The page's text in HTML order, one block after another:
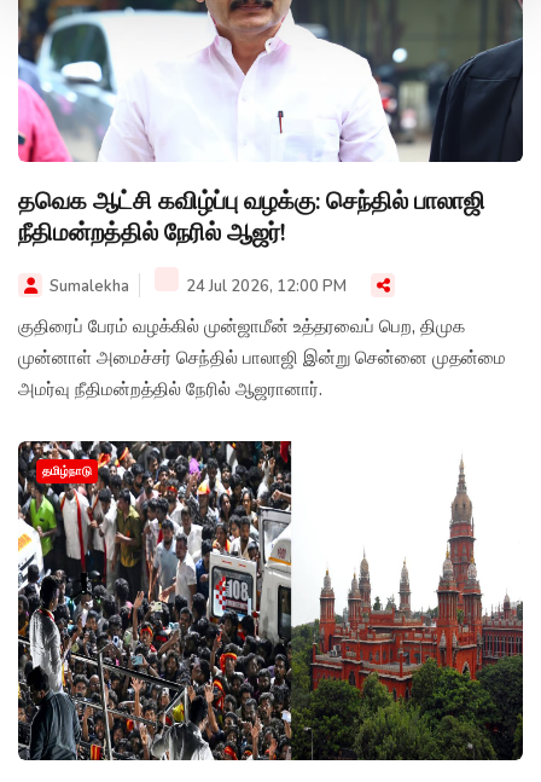
தவெக ஆட்சி கவிழ்ப்பு வழக்கு: செந்தில் பாலாஜி
நீதிமன்றத்தில் நேரில் ஆஜர்!
Sumalekha 24 Jul 2026, 12:00 PM
குதிரைப் பேரம் வழக்கில் முன்ஜாமீன் உத்தரவைப் பெற, திமுக
முன்னாள் அமைச்சர் செந்தில் பாலாஜி இன்று சென்னை முதன்மை
அமர்வு நீதிமன்றத்தில் நேரில் ஆஜரானார்.
தமிழ்நாடு